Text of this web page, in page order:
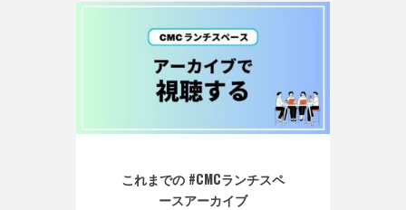
これまでの #CMCランチスペ
ースアーカイブ